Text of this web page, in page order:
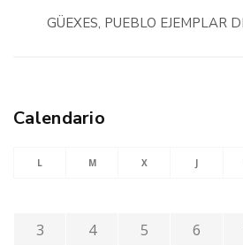
GÜEXES, PUEBLO EJEMPLAR
Calendario
L M X J
3
4 5 6